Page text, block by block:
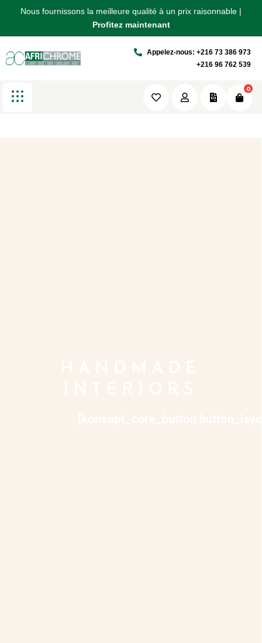
Nous fournissons la meilleure qualité à un prix raisonnable |
Profitez maintenant
Nous fournissons la meilleure qualité à un prix raisonnable |
Profitez maintenant
Nous fournissons la meilleure qualité à un prix raisonnable |
Profitez maintenant
Appelez-nous: +216 73 386 973
+216 96 762 539
0
Main Home
Africhrome Main Home